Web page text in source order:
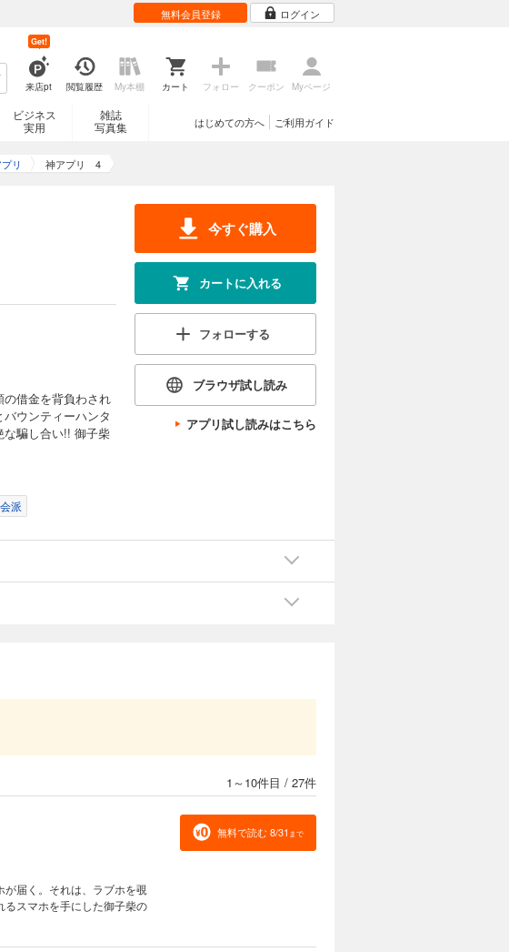
無料会員登録 ログイン
来店pt
Get!
閲覧履歴 My本棚 カート フォロー クーポン Myページ
ビジネス
実用
雑誌
写真集
ご利用ガイド
はじめての方へ
リ 神アプリ 4
借金を背負わされ
ウンティーハンタ
な騙し合い!! 御子柴
今すぐ購入
カートに入れる
フォローする
ブラウザ試し読み
アプリ試し読みはこちら
派
1～10件目 / 27件
届く。それは、ラブホを覗
スマホを手にした御子柴の
無料で読む 8/31 まで